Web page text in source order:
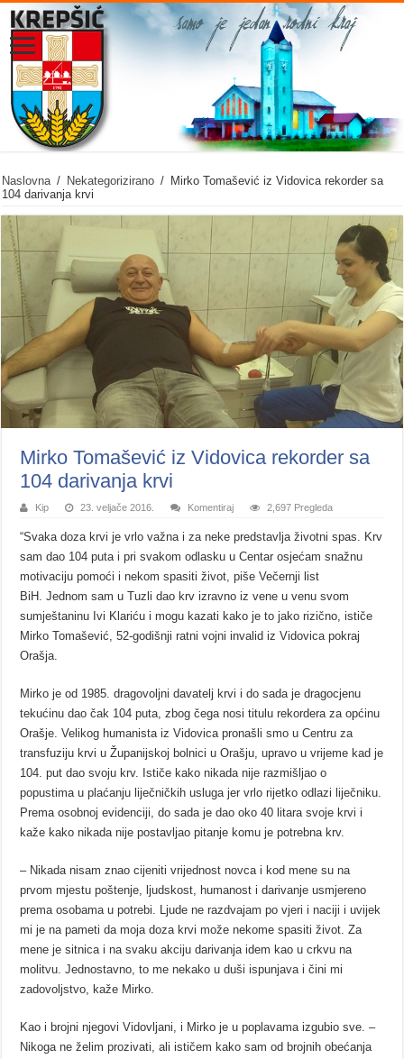
Naslovna / Nekategorizirano / Mirko Tomašević iz Vidovica rekorder sa
104 darivanja krvi
Mirko Tomašević iz Vidovica rekorder sa
104 darivanja krvi
Kip 23. veljače 2016. Komentiraj 2,697 Pregleda
“Svaka doza krvi je vrlo važna i za neke predstavlja životni spas. Krv
sam dao 104 puta i pri svakom odlasku u Centar osjećam snažnu
motivaciju pomoći i nekom spasiti život, piše Večernji list
BiH. Jednom sam u Tuzli dao krv izravno iz vene u venu svom
sumještaninu Ivi Klariću i mogu kazati kako je to jako rizično, ističe
Mirko Tomašević, 52-godišnji ratni vojni invalid iz Vidovica pokraj
Orašja.
Mirko je od 1985. dragovoljni davatelj krvi i do sada je dragocjenu
tekućinu dao čak 104 puta, zbog čega nosi titulu rekordera za općinu
Orašje. Velikog humanista iz Vidovica pronašli smo u Centru za
transfuziju krvi u Županijskoj bolnici u Orašju, upravo u vrijeme kad je
104. put dao svoju krv. Ističe kako nikada nije razmišljao o
popustima u plaćanju liječničkih usluga jer vrlo rijetko odlazi liječniku.
Prema osobnoj evidenciji, do sada je dao oko 40 litara svoje krvi i
kaže kako nikada nije postavljao pitanje komu je potrebna krv.
– Nikada nisam znao cijeniti vrijednost novca i kod mene su na
prvom mjestu poštenje, ljudskost, humanost i darivanje usmjereno
prema osobama u potrebi. Ljude ne razdvajam po vjeri i naciji i uvijek
mi je na pameti da moja doza krvi može nekome spasiti život. Za
mene je sitnica i na svaku akciju darivanja idem kao u crkvu na
molitvu. Jednostavno, to me nekako u duši ispunjava i čini mi
zadovoljstvo, kaže Mirko.
Kao i brojni njegovi Vidovljani, i Mirko je u poplavama izgubio sve. –
Nikoga ne želim prozivati, ali ističem kako sam od brojnih obećanja